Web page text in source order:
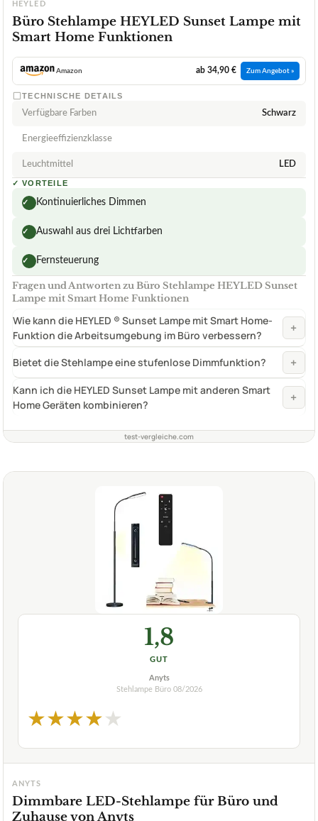
HEYLED
Büro Stehlampe HEYLED Sunset Lampe mit
Smart Home Funktionen
Amazon ab 34,90 € Zum Angebot »
TECHNISCHE DETAILS
Verfügbare Farben Schwarz
Energieeffizienzklasse
Leuchtmittel LED
✓ VORTEILE
✓ Kontinuierliches Dimmen
✓ Auswahl aus drei Lichtfarben
✓ Fernsteuerung
Fragen und Antworten zu Büro Stehlampe HEYLED Sunset
Lampe mit Smart Home Funktionen
Wie kann die HEYLED ® Sunset Lampe mit Smart Home-
Funktion die Arbeitsumgebung im Büro verbessern?
+
Bietet die Stehlampe eine stufenlose Dimmfunktion? +
Kann ich die HEYLED Sunset Lampe mit anderen Smart
Home Geräten kombinieren?
+
test-vergleiche.com
1,8
GUT
Anyts
Stehlampe Büro 08/2026
★★★★★
ANYTS
Dimmbare LED-Stehlampe für Büro und
Zuhause von Anyts